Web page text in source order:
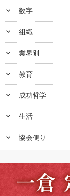
keyboard_arrow_down 数字
keyboard_arrow_down 組織
keyboard_arrow_down 業界別
keyboard_arrow_down 教育
keyboard_arrow_down 成功哲学
keyboard_arrow_down 生活
keyboard_arrow_down 協会便り